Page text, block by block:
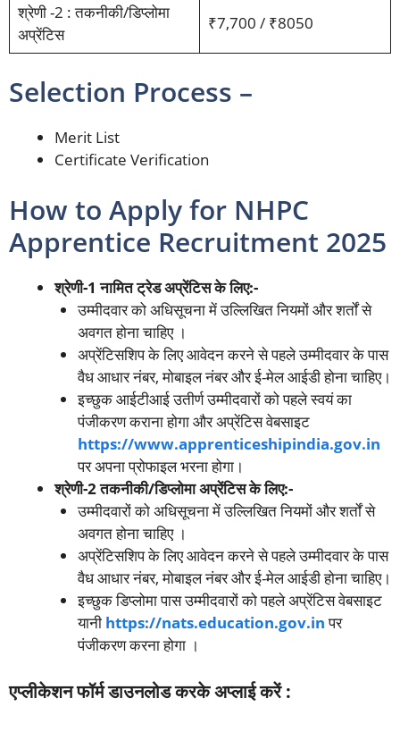
श्रेणी -2 : तकनीकी/डिप्लोमा
अप्रेंटिस
₹7,700 / ₹8050
Selection Process –
Merit List
Certificate Verification
How to Apply for NHPC
Apprentice Recruitment 2025
श्रेणी-1 नामित ट्रेड अप्रेंटिस के लिए:-
उम्मीदवार को अधिसूचना में उल्लिखित नियमों और शर्तों से
अवगत होना चाहिए ।
अप्रेंटिसशिप के लिए आवेदन करने से पहले उम्मीदवार के पास
वैध आधार नंबर, मोबाइल नंबर और ई-मेल आईडी होना चाहिए।
इच्छुक आईटीआई उतीर्ण उम्मीदवारों को पहले स्वयं का
पंजीकरण कराना होगा और अप्रेंटिस वेबसाइट
https://www.apprenticeshipindia.gov.in
पर अपना प्रोफाइल भरना होगा।
श्रेणी-2 तकनीकी/डिप्लोमा अप्रेंटिस के लिए:-
उम्मीदवारों को अधिसूचना में उल्लिखित नियमों और शर्तों से
अवगत होना चाहिए ।
अप्रेंटिसशिप के लिए आवेदन करने से पहले उम्मीदवार के पास
वैध आधार नंबर, मोबाइल नंबर और ई-मेल आईडी होना चाहिए।
इच्छुक डिप्लोमा पास उम्मीदवारों को पहले अप्रेंटिस वेबसाइट
यानी https://nats.education.gov.inपर
पंजीकरण करना होगा ।
एप्लीकेशन फॉर्म डाउनलोड करके अप्लाई करें :